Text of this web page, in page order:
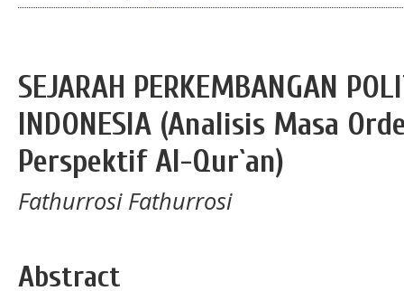
SEJARAH PERKEMBANGAN
INDONESIA (Analisis Masa
Perspektif Al-Qur`an)
Fathurrosi Fathurrosi
Abstract